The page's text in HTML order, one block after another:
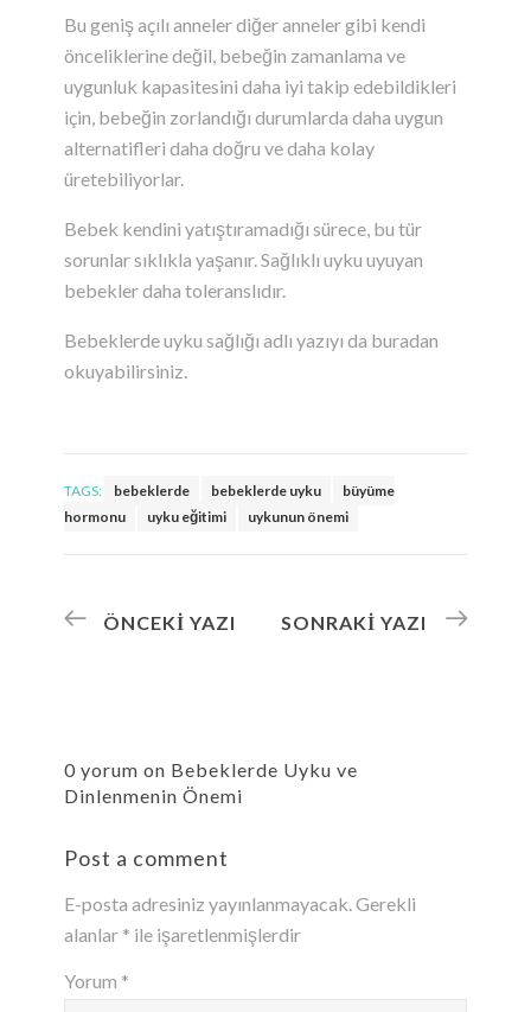
Bu geniş açılı anneler diğer anneler gibi kendi
önceliklerine değil, bebeğin zamanlama ve
uygunluk kapasitesini daha iyi takip edebildikleri
için, bebeğin zorlandığı durumlarda daha uygun
alternatifleri daha doğru ve daha kolay
üretebiliyorlar.
Bebek kendini yatıştıramadığı sürece, bu tür
sorunlar sıklıkla yaşanır. Sağlıklı uyku uyuyan
bebekler daha toleranslıdır.
Bebeklerde uyku sağlığı adlı yazıyı da buradan
okuyabilirsiniz.
TAGS: bebeklerde bebeklerde uyku
büyüme
hormonu
uyku eğitimi uykunun önemi
ÖNCEKI YAZI SONRAKI YAZI
0 yorum on Bebeklerde Uyku ve
Dinlenmenin Önemi
Post a comment
E-posta adresiniz yayınlanmayacak.Gerekli
alanlar * ile işaretlenmişlerdir
Yorum *